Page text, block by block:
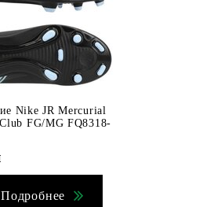
Nike JR Mercurial
FG/MG FQ8318-
Подробнее